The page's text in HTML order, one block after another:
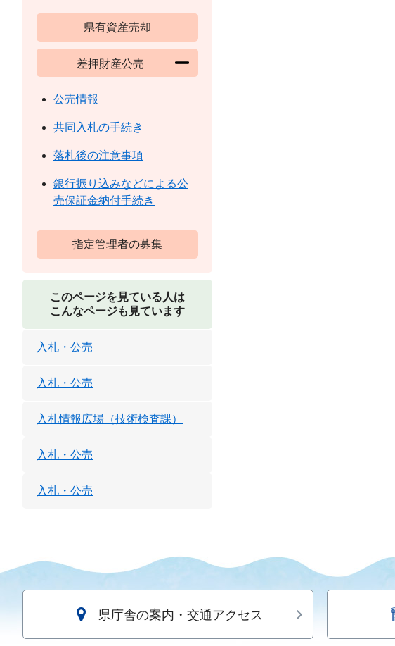
県有資産売却
差押財産公売
公売情報
共同入札の手続き
落札後の注意事項
銀行振り込みなどによる公
売保証金納付手続き
指定管理者の募集
このページを見ている人は
こんなページも見ています
入札・公売
入札・公売
入札情報広場（技術検査課）
入札・公売
入札・公売
県庁舎の案内・交通アクセス